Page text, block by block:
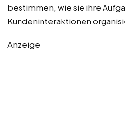
bestimmen, wie sie ihre
Kundeninteraktionen
Anzeige